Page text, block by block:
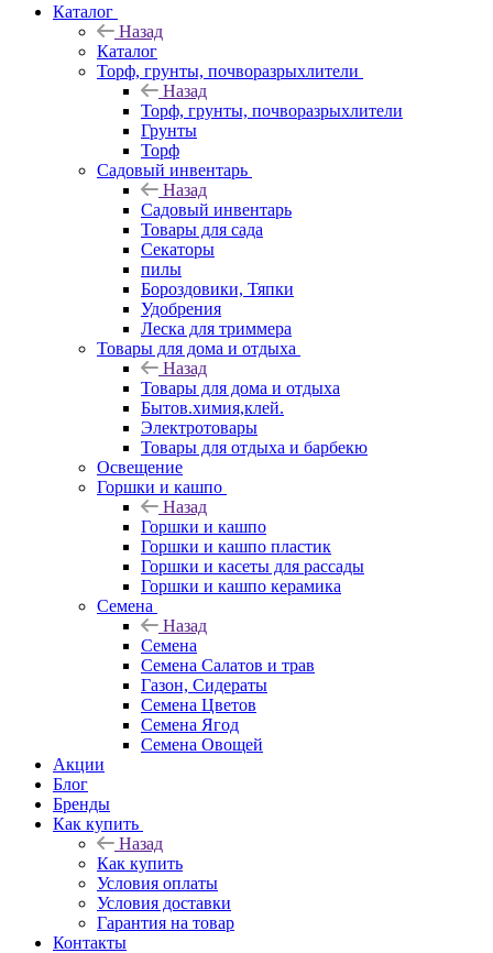
Каталог
Назад
Каталог
Торф, грунты, почворазрыхлители
Назад
Торф, грунты, почворазрыхлители
Грунты
Торф
Садовый инвентарь
Назад
Садовый инвентарь
Товары для сада
Секаторы
пилы
Бороздовики, Тяпки
Удобрения
Леска для триммера
Товары для дома и отдыха
Назад
Товары для дома и отдыха
Бытов.химия,клей.
Электротовары
Товары для отдыха и барбекю
Освещение
Горшки и кашпо
Назад
Горшки и кашпо
Горшки и кашпо пластик
Горшки и касеты для рассады
Горшки и кашпо керамика
Семена
Назад
Семена
Семена Салатов и трав
Газон, Сидераты
Семена Цветов
Семена Ягод
Семена Овощей
Акции
Блог
Бренды
Как купить
Назад
Как купить
Условия оплаты
Условия доставки
Гарантия на товар
Контакты